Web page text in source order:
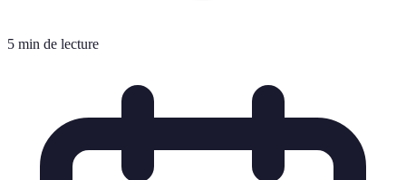
5 min de lecture